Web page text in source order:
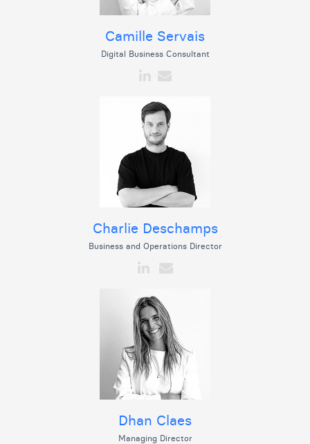
Camille Servais
Digital Business Consultant
Charlie Deschamps
Business and Operations Director
Dhan Claes
Managing Director